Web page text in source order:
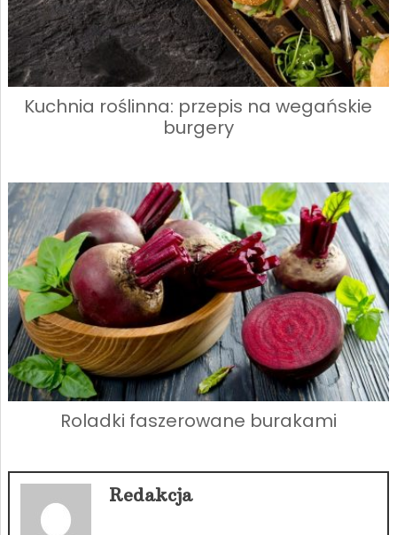
Kuchnia roślinna: przepis na wegańskie
burgery
Roladki faszerowane burakami
Redakcja